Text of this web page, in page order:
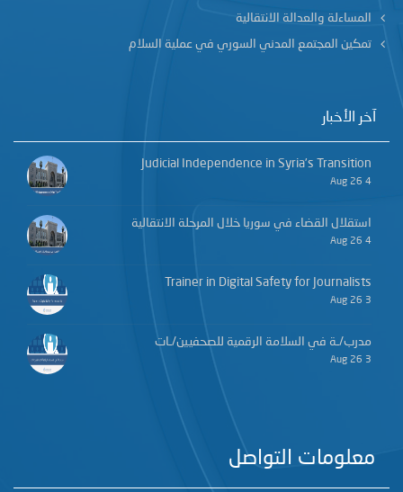
المساءلة والعدالة الانتقالية
تمكين المجتمع المدني السوري في عملية السلام
آخر الأخبار
Judicial Independence in Syria’s Transition
4 Aug 26
استقلال القضاء في سوريا خلال المرحلة الانتقالية
4 Aug 26
Trainer in Digital Safety for Journalists
3 Aug 26
مدرب/ـة في السلامة الرقمية للصحفيين/ـات
3 Aug 26
معلومات التواصل